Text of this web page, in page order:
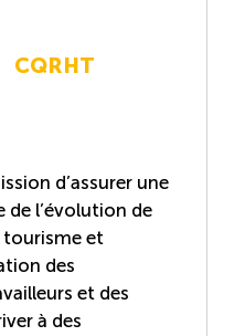
CQRHT
d’assurer une
de l’évolution de
tourisme et
des
et des
à des